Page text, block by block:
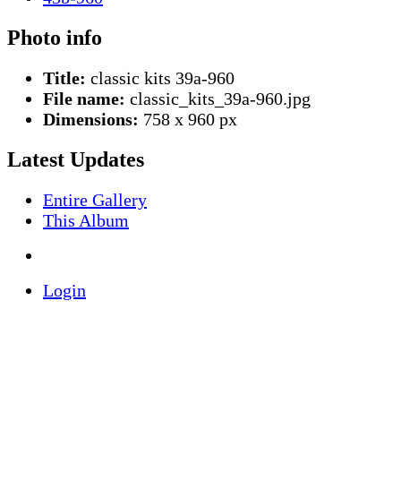
Photo info
Title: classic kits 39a-960
File name: classic_kits_39a-960.jpg
Dimensions: 758 x 960 px
Latest Updates
Entire Gallery
This Album
Login